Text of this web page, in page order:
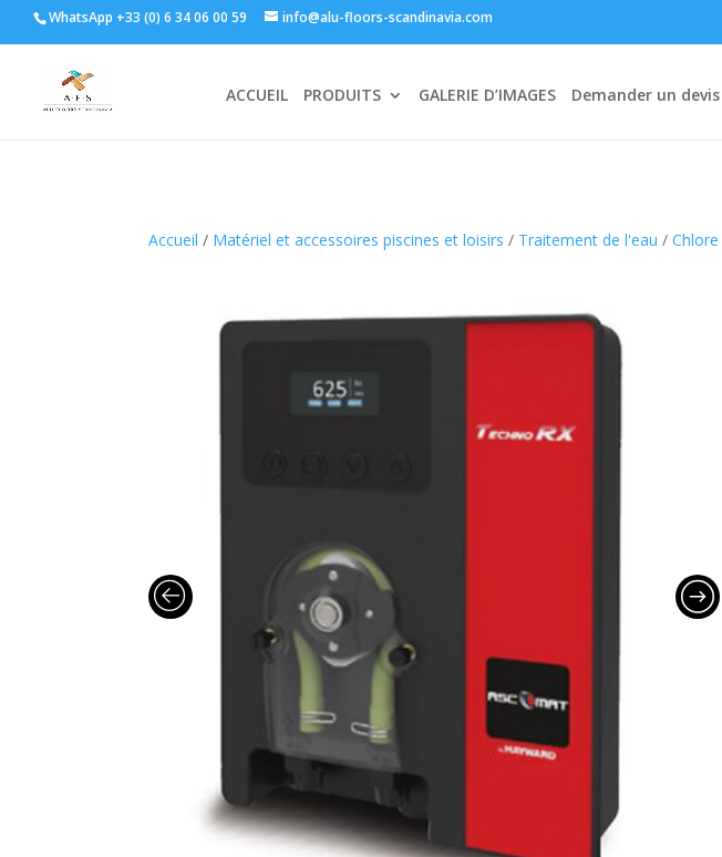
WhatsApp +33 (0) 6 34 06 00 59 info@alu-floors-scandinavia.com
ACCUEIL PRODUITS GALERIE D’IMAGES Demander un devis
Accueil / Matériel et accessoires piscines et loisirs / Traitement de l'eau /Chlore